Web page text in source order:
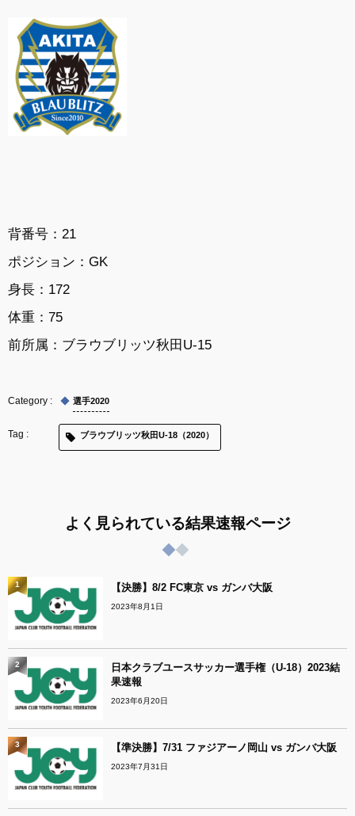
背番号：21
ポジション：GK
身長：172
体重：75
前所属： ブラウブリッツ秋田U-15
選手2020
ブラウブリッツ秋田U-18（2020）
よく見られている結果速報ページ
【決勝】8/2 FC東京 vs ガンバ大阪
2023年8月1日
1
日本クラブユースサッカー選手権（U-18）2023結
果速報
2023年6月20日
2
【準決勝】7/31 ファジアーノ岡山 vs ガンバ大阪
2023年7月31日
3